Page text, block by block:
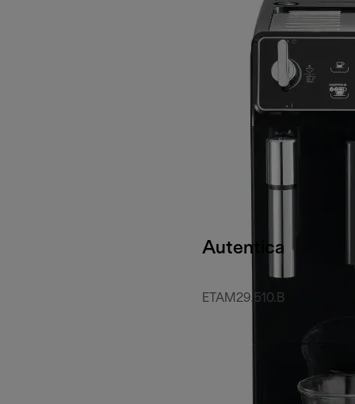
Autentica
ETAM29.510.B